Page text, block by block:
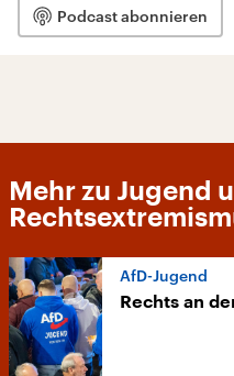
Podcast abonnieren
Mehr zu Jugend
AfD-Jugend
Rechts an